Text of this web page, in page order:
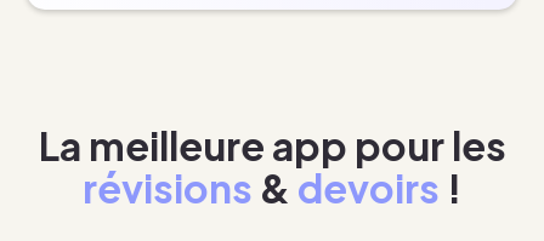
La meilleure app pour les
révisions & devoirs !